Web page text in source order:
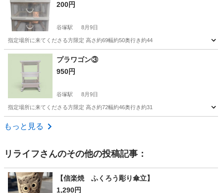
200円
谷塚駅 8月9日
指定場所に来てくださる方限定 高さ約69幅約50奥行き約44
埼玉 草加市 谷塚駅 収納家具
プラワゴン③
950円
谷塚駅 8月9日
指定場所に来てくださる方限定 高さ約72幅約46奥行き約31
埼玉 草加市
もっと見る
リライフさんのその他の投稿記事：
【信楽焼 ふくろう彫り傘立】
1,290円